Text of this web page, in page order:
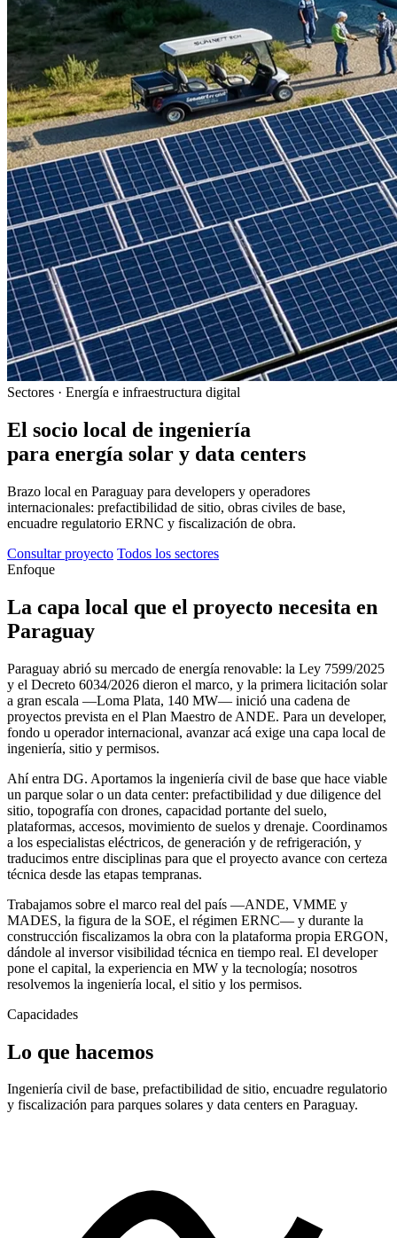
Sectores · Energía e infraestructura digital
El socio local de ingeniería
para energía solar y data centers
Brazo local en Paraguay para developers y operadores
internacionales: prefactibilidad de sitio, obras civiles de base,
encuadre regulatorio ERNC y fiscalización de obra.
Consultar proyecto Todos los sectores
Enfoque
La capa local que el proyecto necesita en
Paraguay
Paraguay abrió su mercado de energía renovable: la Ley 7599/2025
y el Decreto 6034/2026 dieron el marco, y la primera licitación solar
a gran escala —Loma Plata, 140 MW— inició una cadena de
proyectos prevista en el Plan Maestro de ANDE. Para un developer,
fondo u operador internacional, avanzar acá exige una capa local de
ingeniería, sitio y permisos.
Ahí entra DG. Aportamos la ingeniería civil de base que hace viable
un parque solar o un data center: prefactibilidad y due diligence del
sitio, topografía con drones, capacidad portante del suelo,
plataformas, accesos, movimiento de suelos y drenaje. Coordinamos
a los especialistas eléctricos, de generación y de refrigeración, y
traducimos entre disciplinas para que el proyecto avance con certeza
técnica desde las etapas tempranas.
Trabajamos sobre el marco real del país —ANDE, VMME y
MADES, la figura de la SOE, el régimen ERNC— y durante la
construcción fiscalizamos la obra con la plataforma propia ERGON,
dándole al inversor visibilidad técnica en tiempo real. El developer
pone el capital, la experiencia en MW y la tecnología; nosotros
resolvemos la ingeniería local, el sitio y los permisos.
Capacidades
Lo que hacemos
Ingeniería civil de base, prefactibilidad de sitio, encuadre regulatorio
y fiscalización para parques solares y data centers en Paraguay.